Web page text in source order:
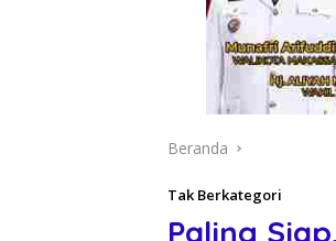
Beranda
Tak Berkategori
Paling